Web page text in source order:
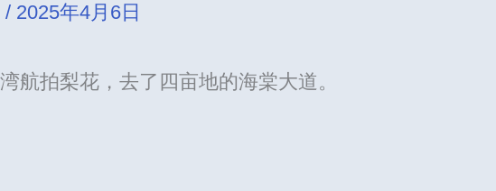
/ 2025年4月6日
航拍梨花，去了四亩地的海棠大道。